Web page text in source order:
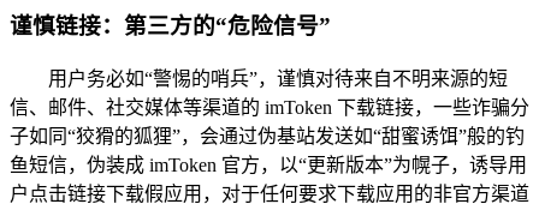
谨慎链接：第三方的“危险信号”
用户务必如“警惕的哨兵”，谨慎对待来自不明来源的短
信、邮件、社交媒体等渠道的 imToken 下载链接，一些诈骗分
子如同“狡猾的狐狸”，会通过伪基站发送如“甜蜜诱饵”般的钓
鱼短信，伪装成 imToken 官方，以“更新版本”为幌子，诱导用
户点击链接下载假应用，对于任何要求下载应用的非官方渠道